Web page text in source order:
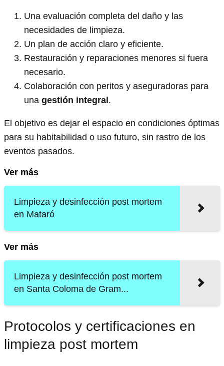
Una evaluación completa del daño y las
necesidades de limpieza.
Un plan de acción claro y eficiente.
Restauración y reparaciones menores si fuera
necesario.
Colaboración con peritos y aseguradoras para
una gestión integral .
El objetivo es dejar el espacio en condiciones óptimas
para su habitabilidad o uso futuro, sin rastro de los
eventos pasados.
Ver más
Limpieza y desinfección post mortem
en Mataró
Ver más
Limpieza y desinfección post mortem
en Santa Coloma de Gram...
Protocolos y certificaciones en
limpieza post mortem